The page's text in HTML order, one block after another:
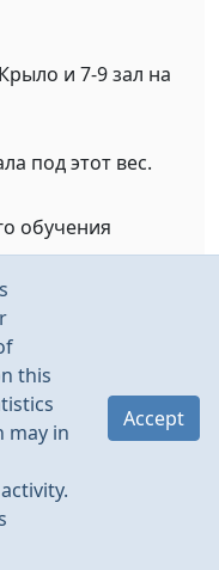
и 7-9 зал на
под этот вес.
обучения
для зала.
this
may in
Accept